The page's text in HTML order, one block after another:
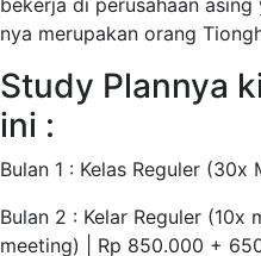
nya merupakan orang
Study Plannya
ini :
Bulan 1 : Kelas Reguler
Bulan 2 : Kelar Reguler (10x
meeting) | Rp 850.000 +